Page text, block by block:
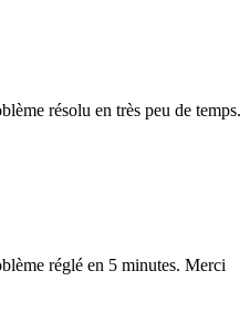
résolu en très peu de temps.
réglé en 5 minutes. Merci